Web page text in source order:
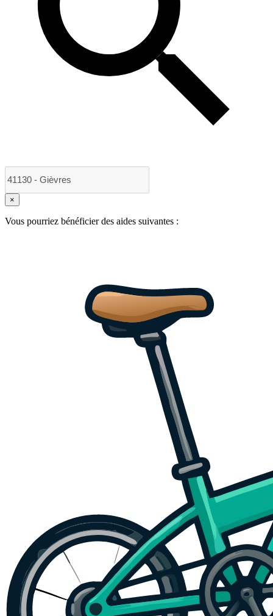
×
Vous pourriez bénéficier des aides suivantes :